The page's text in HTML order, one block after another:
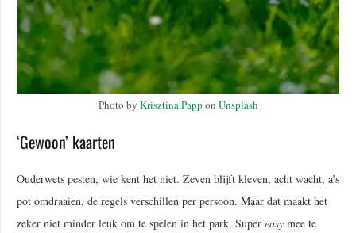
Photo by Krisztina Papp on Unsplash
‘Gewoon’ kaarten
Ouderwets pesten, wie kent het niet. Zeven blijft kleven, acht wacht, a’s
pot omdraaien, de regels verschillen per persoon. Maar dat maakt het
zeker niet minder leuk om te spelen in het park. Super easy mee te